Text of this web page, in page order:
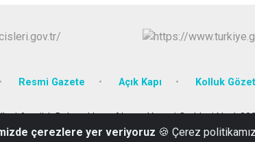
Resmi Gazete Açık Kapı Kolluk
Atatürk Bulvarı Hoca Ahmet Yesevi Caddesi No:1
03524372324
çerezlere yer veriyoruz 🍪 Çerez